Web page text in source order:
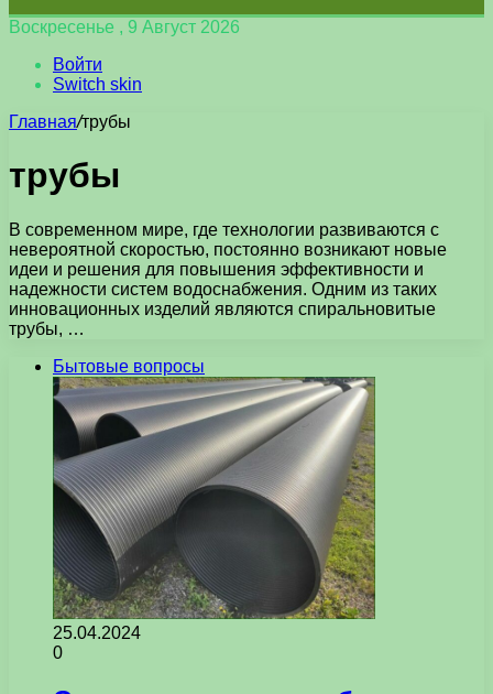
Воскресенье , 9 Август 2026
Войти
Switch skin
Главная/трубы
трубы
В современном мире, где технологии развиваются с
невероятной скоростью, постоянно возникают новые
идеи и решения для повышения эффективности и
надежности систем водоснабжения. Одним из таких
инновационных изделий являются спиральновитые
трубы, …
Бытовые вопросы
25.04.2024
0